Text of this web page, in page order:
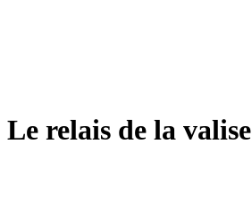
Le relais de la valise